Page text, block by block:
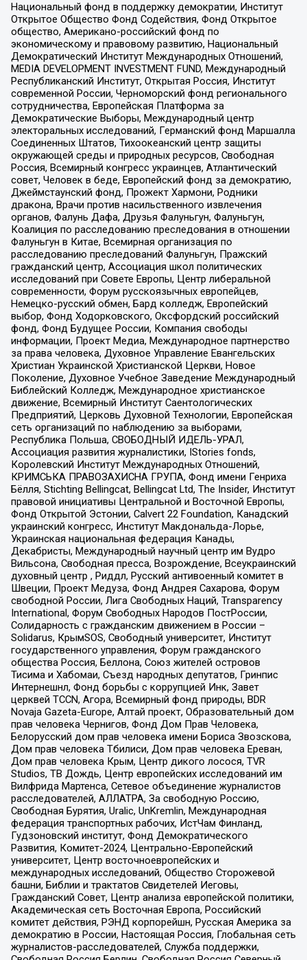
Национальный фонд в поддержку демократии, Институт
Открытое Общество Фонд Содействия, Фонд Открытое
общество, Американо-российский фонд по
экономическому и правовому развитию, Национальный
Демократический Институт Международных Отношений,
MEDIA DEVELOPMENT INVESTMENT FUND, Международный
Республиканский Институт, Открытая Россия, Институт
современной России, Черноморский фонд регионального
сотрудничества, Европейская Платформа за
Демократические Выборы, Международный центр
электоральных исследований, Германский фонд Маршалла
Соединенных Штатов, Тихоокеанский центр защиты
окружающей среды и природных ресурсов, Свободная
Россия, Всемирный конгресс украинцев, Атлантический
совет, Человек в беде, Европейский фонд за демократию,
Джеймстаунский фонд, Прожект Хармони, Родники
дракона, Врачи против насильственного извлечения
органов, Фалунь Дафа, Друзья Фалуньгун, Фалуньгун,
Коалиция по расследованию преследования в отношении
Фалуньгун в Китае, Всемирная организация по
расследованию преследований Фалуньгун, Пражский
гражданский центр, Ассоциация школ политических
исследований при Совете Европы, Центр либеральной
современности, Форум русскоязычных европейцев,
Немецко-русский обмен, Бард колледж, Европейский
выбор, Фонд Ходорковского, Оксфордский российский
фонд, Фонд Будущее России, Компания свободы
информации, Проект Медиа, Международное партнерство
за права человека, Духовное Управление Евангельских
Христиан Украинской Христианской Церкви, Новое
Поколение, Духовное Учебное Заведение Международный
Библейский Колледж, Международное христианское
движение, Всемирный Институт Саентологических
Предприятий, Церковь Духовной Технологии, Европейская
сеть организаций по наблюдению за выборами,
Республика Польша, СВОБОДНЫЙ ИДЕЛЬ-УРАЛ,
Ассоциация развития журналистики, IStories fonds,
Королевский Институт Международных Отношений,
КРИМСЬКА ПРАВОЗАХИСНА ГРУПА, Фонд имени Генриха
Бёлля, Stichting Bellingcat, Bellingcat Ltd, The Insider, Институт
правовой инициативы Центральной и Восточной Европы,
Фонд Открытой Эстонии, Calvert 22 Foundation, Канадский
украинский конгресс, Институт Макдональда-Лорье,
Украинская национальная федерация Канады,
Декабристы, Международный научный центр им Вудро
Вильсона, Свободная пресса, Возрождение, Всеукраинский
духовный центр , Риддл, Русский антивоенный комитет в
Швеции, Проект Медуза, Фонд Андрея Сахарова, Форум
свободной России, Лига Свободных Наций, Transparеncy
International, Форум Свободных Народов ПостРоссии,
Солидарность с гражданским движением в России –
Solidarus, КрымSOS, Свободный университет, Институт
государственного управления, Форум гражданского
общества Россия, Беллона, Союз жителей островов
Тисима и Хабомаи, Съезд народных депутатов, Гринпис
Интернешнл, Фонд борьбы с коррупцией Инк, Завет
церквей TCCN, Агора, Всемирный фонд природы, BDR
Novaja Gazeta-Europe, Алтай проект, Образовательный дом
прав человека Чернигов, Фонд Дом Прав Человека,
Белорусский дом прав человека имени Бориса Звозскова,
Дом прав человека Тбилиси, Дом прав человека Ереван,
Дом прав человека Крым, Центр дикого лосося, TVR
Studios, ТВ Дождь, Центр европейских исследований им
Вилфрида Мартенса, Сетевое объединение журналистов
расследователей, АЛЛАТРА, За свободную Россию,
Свободная Бурятия, Uralic, UnKremlin, Международная
федерация транспортных рабочих, ИстЧам Финланд,
Гудзоновский институт, Фонд Демократического
Развития, Комитет-2024, Центрально-Европейский
университет, Центр восточноевропейских и
международных исследований, Общество Сторожевой
башни, Библии и трактатов Свидетелей Иеговы,
Гражданский Совет, Центр анализа европейской политики,
Академическая сеть Восточная Европа, Российский
комитет действия, РЭНД корпорейшн, Русская Америка за
демократию в России, Настоящая Россия, Глобальная сеть
журналистов-расследователей, Служба поддержки,